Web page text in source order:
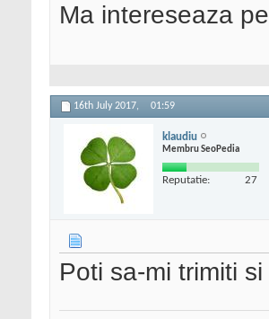
Ma intereseaza
16th July 2017, 01:59
klaudiu
Membru SeoPedia
Reputatie: 27
Poti sa-mi trimiti